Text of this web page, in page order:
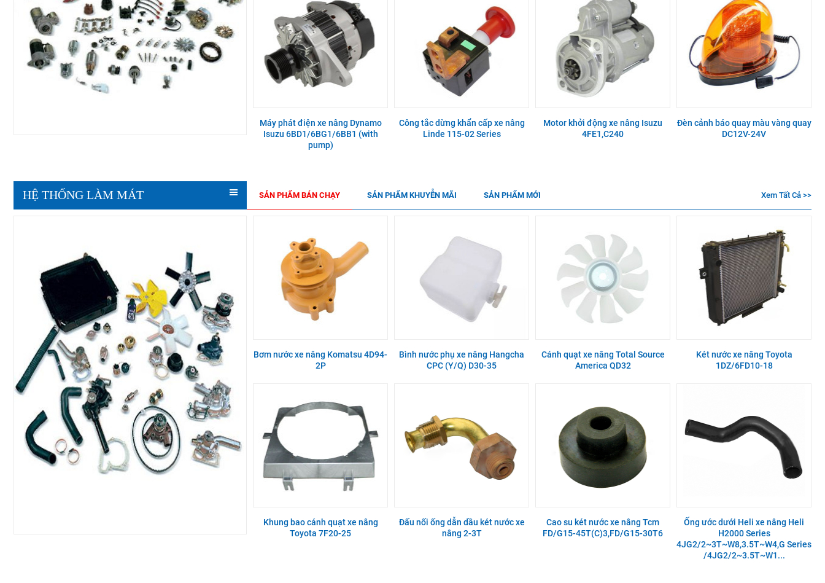
Máy phát điện xe nâng Dynamo
Isuzu 6BD1/6BG1/6BB1 (with
pump)
Công tắc dừng khẩn cấp xe nâng
Linde 115-02 Series
Motor khởi động xe nâng Isuzu
4FE1,C240
Đèn cảnh báo quay màu vàng quay
DC12V-24V
HỆ THỐNG LÀM MÁT SẢN PHẨM BÁN CHẠY SẢN PHẨM KHUYỄN MÃI SẢN PHẨM MỚI Xem Tất Cả >>
Bơm nước xe nâng Komatsu 4D94-
2P
Bình nước phụ xe nâng Hangcha
CPC (Y/Q) D30-35
Cánh quạt xe nâng Total Source
America QD32
Két nước xe nâng Toyota
1DZ/6FD10-18
Khung bao cánh quạt xe nâng
Toyota 7F20-25
Đấu nối ống dẫn dầu két nước xe
nâng 2-3T
Cao su két nước xe nâng Tcm
FD/G15-45T(C)3,FD/G15-30T6
Ống ước dưới Heli xe nâng Heli
H2000 Series
4JG2/2~3T~W8,3.5T~W4,G Series
/4JG2/2~3.5T~W1...